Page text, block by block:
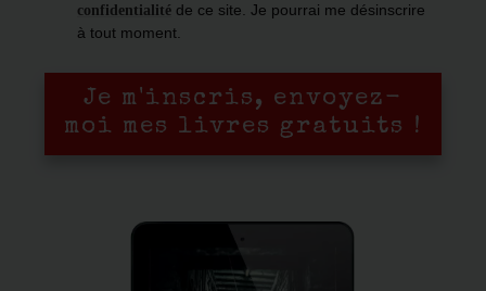
confidentialité de ce site. Je pourrai me désinscrire
à tout moment.
Je m'inscris, envoyez-
moi mes livres gratuits !